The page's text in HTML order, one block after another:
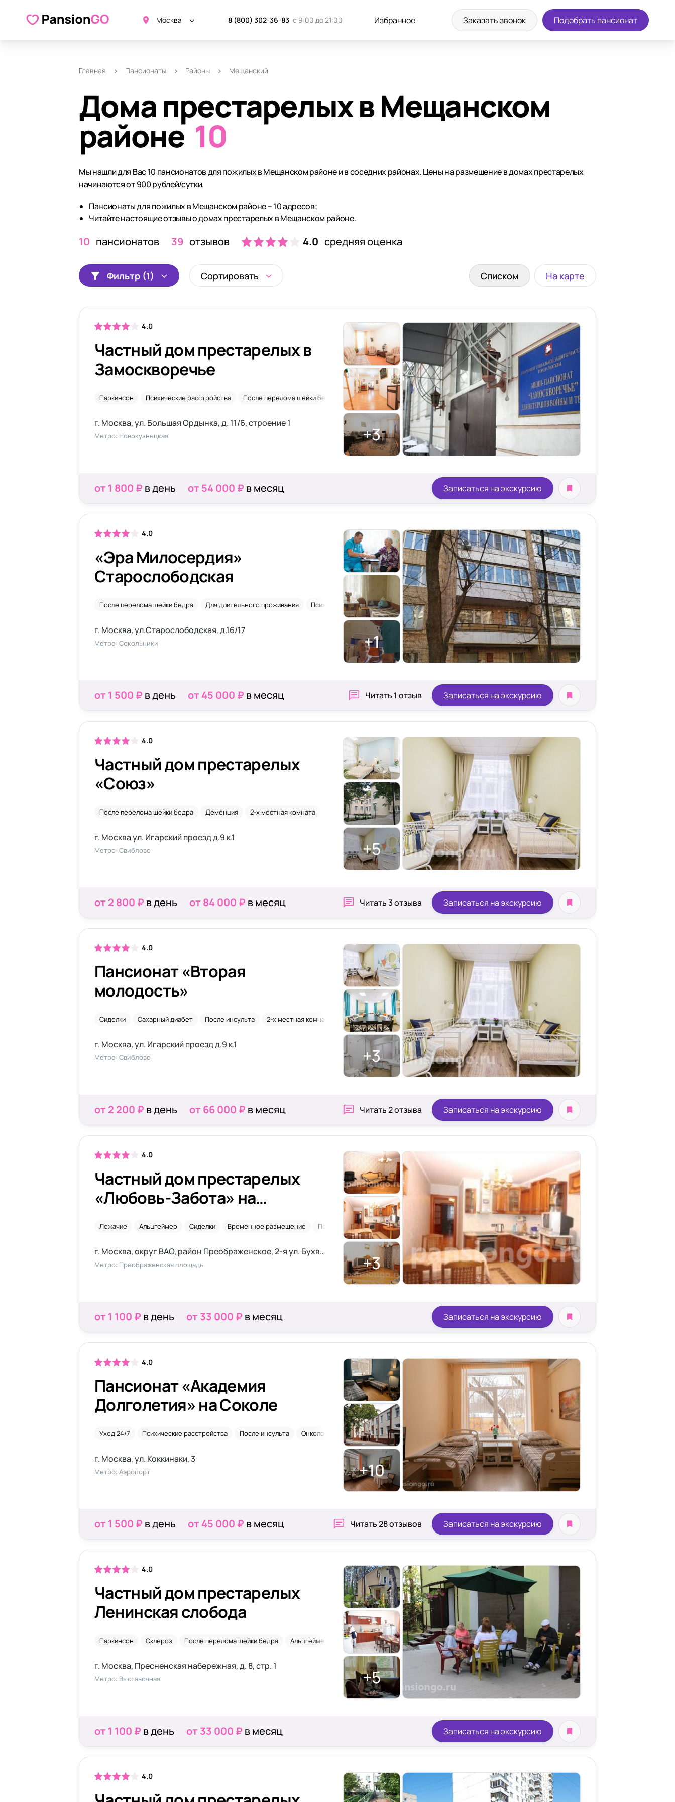
Москва 8 (800) 302-36-83 с 9:00 до 21:00 Избранное Заказать звонок Подобрать пансионат
Главная Пансионаты Районы Мещанский
Дома престарелых в Мещанском
районе 10
Мы нашли для Вас 10 пансионатов для пожилых в Мещанском районе и в соседних районах. Цены на размещение в домах престарелых
начинаются от 900 рублей/сутки.
Пансионаты для пожилых в Мещанском районе – 10 адресов;
Читайте настоящие отзывы о домах престарелых в Мещанском районе.
10 пансионатов 39 отзывов 4.0 средняя оценка
Фильтр (1) Сортировать Списком На карте
4.0
Частный дом престарелых в
Замоскворечье
Паркинсон Психические расстройства После перелома шейки бедра Лежачие Сиделки
г. Москва, ул. Большая Ордынка, д. 11/6, строение 1
Метро: Новокузнецкая +3
от 1 800 ₽ в день от 54 000 ₽ в месяц Записаться на экскурсию
4.0
«Эра Милосердия»
Старослободская
После перелома шейки бедра Для длительного проживания Психические расстройства Сиделки Лежачие
г. Москва, ул.Старослободская, д.16/17
Метро: Сокольники +1
от 1 500 ₽ в день от 45 000 ₽ в месяц Читать 1 отзыв Записаться на экскурсию
4.0
Частный дом престарелых
«Союз»
После перелома шейки бедра Деменция 2-х местная комната Онкология Паркинсон
г. Москва ул. Игарский проезд д.9 к.1
Метро: Свиблово +5
от 2 800 ₽ в день от 84 000 ₽ в месяц Читать3 отзыва Записаться на экскурсию
4.0
Пансионат «Вторая
молодость»
Сиделки Сахарный диабет После инсульта 2-х местная комната Склероз
г. Москва, ул. Игарский проезд д.9 к.1
Метро: Свиблово +3
от 2 200 ₽ в день от 66 000 ₽ в месяц Читать2 отзыва Записаться на экскурсию
4.0
Частный дом престарелых
«Любовь-Забота» на
Лежачие Альцгеймер Сиделки Временное размещение После операций
г. Москва, округ ВАО, район Преображенское, 2-я ул. Бухвостова 7
Метро: Преображенская площадь +3
от 1 100 ₽ в день от 33 000 ₽ в месяц Записаться на экскурсию
4.0
Пансионат «Академия
Долголетия» на Соколе
Уход 24/7 Психические расстройства После инсульта Онкология Паркинсон
г. Москва, ул. Коккинаки, 3
Метро: Аэропорт +10
от 1 500 ₽ в день от 45 000 ₽ в месяц Читать28 отзывов Записаться на экскурсию
4.0
Частный дом престарелых
Ленинская слобода
Паркинсон Склероз После перелома шейки бедра Альцгеймер Для длительного проживания
г. Москва, Пресненская набережная, д. 8, стр. 1
Метро: Выставочная +5
от 1 100 ₽ в день от 33 000 ₽ в месяц Записаться на экскурсию
4.0